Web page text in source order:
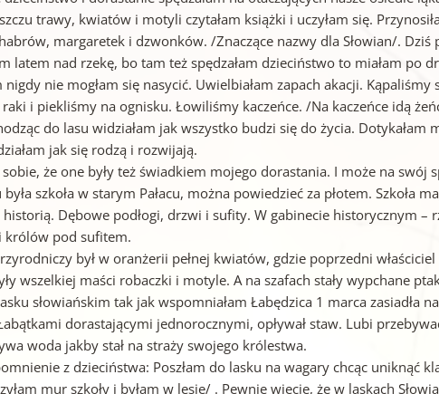
trawy, kwiatów i motyli czytałam książki i uczyłam się.
margaretek i dzwonków. /Znaczące nazwy dla Słowian/. Dziś
latem nad rzekę, bo tam też spędzałam dzieciństwo to miałam po
nigdy nie mogłam się nasycić. Uwielbiałam zapach akacji. Kąpaliśmy
raki i piekliśmy na ognisku. Łowiliśmy kaczeńce. /Na kaczeńce idą
do lasu widziałam jak wszystko budzi się do życia. Dotykałam
jak się rodzą i rozwijają.
że one były też świadkiem mojego dorastania. I może na swój
szkoła w starym Pałacu, można powiedzieć za płotem. Szkoła
historią. Dębowe podłogi, drzwi i sufity. W gabinecie historycznym –
królów pod sufitem.
był w oranżerii pełnej kwiatów, gdzie poprzedni
wszelkiej maści robaczki i motyle. A na szafach stały wypchane
słowiańskim tak jak wspomniałam Łabędzica 1 marca zasiadła
dorastającymi jednorocznymi, opływał staw. Lubi
woda jakby stał na straży swojego królestwa.
z dzieciństwa: Poszłam do lasku na wagary chcąc uniknąć
mur szkoły i byłam w lesie/ . Pewnie wiecie, że w laskach